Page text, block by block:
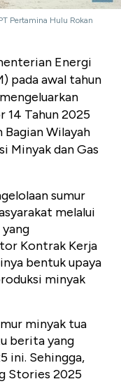
Pertamina Hulu Rokan
Energi
pada awal tahun
14 Tahun 2025
Bagian Wilayah
Minyak dan Gas
sumur
melalui
Kontrak Kerja
bentuk upaya
minyak
minyak tua
berita yang
ini. Sehingga,
Stories 2025